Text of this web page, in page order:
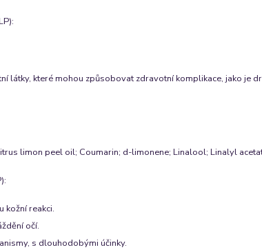
:
látky, které mohou způsobovat zdravotní komplikace, jako je
limon peel oil; Coumarin; d-limonene; Linalool; Linalyl
:
kožní reakci.
očí.
s dlouhodobými účinky.